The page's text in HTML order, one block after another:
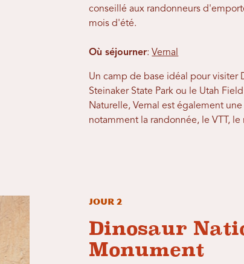
conseillé aux randonneurs
mois d'été.
Où séjourner:Vernal
Un camp de base idéal pour visiter
Steinaker State Park ou le Utah
Naturelle, Vernal est également
notamment la randonnée, le VTT,
Jour 2
Dinosaur
Monument